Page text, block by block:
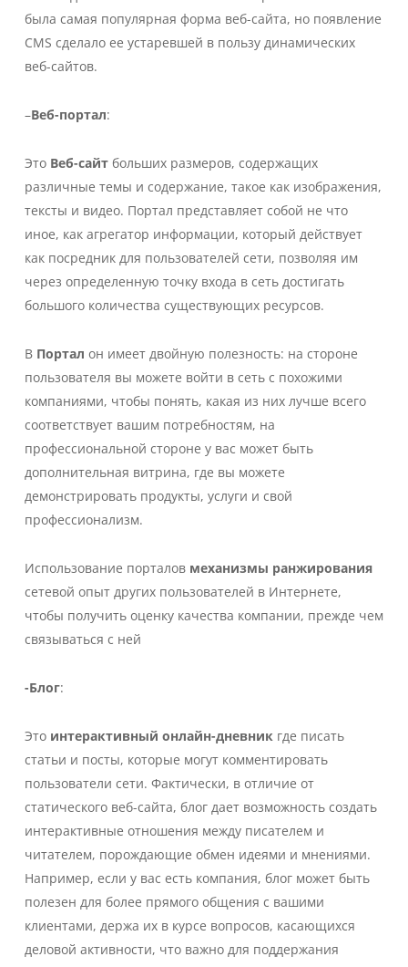
была самая популярная форма веб-сайта, но появление
CMS сделало ее устаревшей в пользу динамических
веб-сайтов.
–Веб-портал:
Это Веб-сайтбольших размеров, содержащих
различные темы и содержание, такое как изображения,
тексты и видео. Портал представляет собой не что
иное, как агрегатор информации, который действует
как посредник для пользователей сети, позволяя им
через определенную точку входа в сеть достигать
большого количества существующих ресурсов.
ВПортал он имеет двойную полезность: на стороне
пользователя вы можете войти в сеть с похожими
компаниями, чтобы понять, какая из них лучше всего
соответствует вашим потребностям, на
профессиональной стороне у вас может быть
дополнительная витрина, где вы можете
демонстрировать продукты, услуги и свой
профессионализм.
Использование порталов механизмы ранжирования
сетевой опыт других пользователей в Интернете,
чтобы получить оценку качества компании, прежде чем
связываться с ней
-Блог:
Это интерактивный онлайн-дневник где писать
статьи и посты, которые могут комментировать
пользователи сети. Фактически, в отличие от
статического веб-сайта, блог дает возможность создать
интерактивные отношения между писателем и
читателем, порождающие обмен идеями и мнениями.
Например, если у вас есть компания, блог может быть
полезен для более прямого общения с вашими
клиентами, держа их в курсе вопросов, касающихся
деловой активности, что важно для поддержания